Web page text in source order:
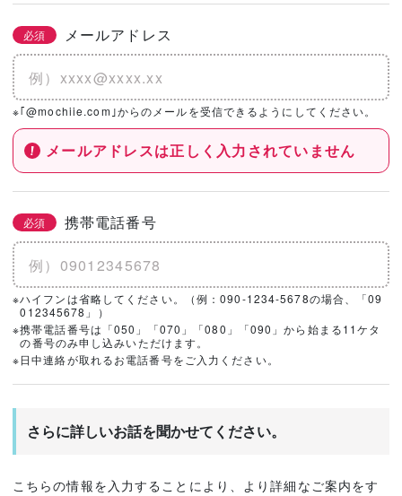
必須 メールアドレス
※｢@mochiie.com｣からのメールを受信できるようにしてください。
メールアドレスは正しく入力されていません
必須 携帯電話番号
※ハイフンは省略してください。（例：090-1234-5678の場合、「09
012345678」）
※携帯電話番号は「050」「070」「080」「090」から始まる11ケタ
の番号のみ申し込みいただけます。
※日中連絡が取れるお電話番号をご入力ください。
さらに詳しいお話を聞かせてください。
こちらの情報を入力することにより、より詳細なご案内をす